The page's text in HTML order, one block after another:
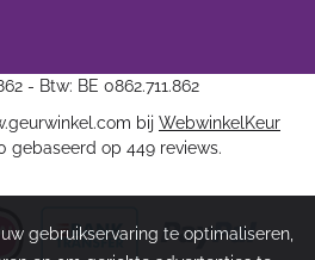
- Btw: BE 0862.711.862
bij WebwinkelKeur
gebaseerd op 449 reviews.
gebruikservaring te optimaliseren,